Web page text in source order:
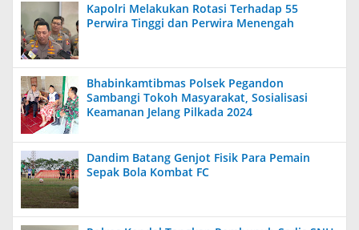
Kapolri Melakukan Rotasi Terhadap 55
Perwira Tinggi dan Perwira Menengah
Bhabinkamtibmas Polsek Pegandon
Sambangi Tokoh Masyarakat, Sosialisasi
Keamanan Jelang Pilkada 2024
Dandim Batang Genjot Fisik Para Pemain
Sepak Bola Kombat FC